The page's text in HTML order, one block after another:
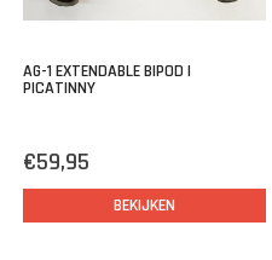
AG-1 EXTENDABLE BIPOD |
PICATINNY
€59,95
BEKIJKEN